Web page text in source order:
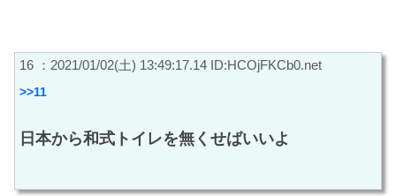
16 ：2021/01/02(土) 13:49:17.14 ID:HCOjFKCb0.net
>>11
日本から和式トイレを無くせばいいよ